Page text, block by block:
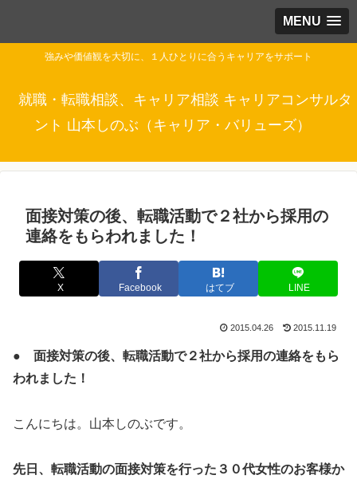
MENU
強みや価値観を大切に、１人ひとりに合うキャリアをサポート
就職・転職相談、キャリア相談 キャリアコンサルタ
ント 山本しのぶ（キャリア・バリューズ）
面接対策の後、転職活動で２社から採用の
連絡をもらわれました！
X Facebook はてブ LINE
2015.04.26 2015.11.19
● 面接対策の後、転職活動で２社から採用の連絡をもら
われました！
こんにちは。山本しのぶです。
先日、転職活動の面接対策を行った３０代女性のお客様か